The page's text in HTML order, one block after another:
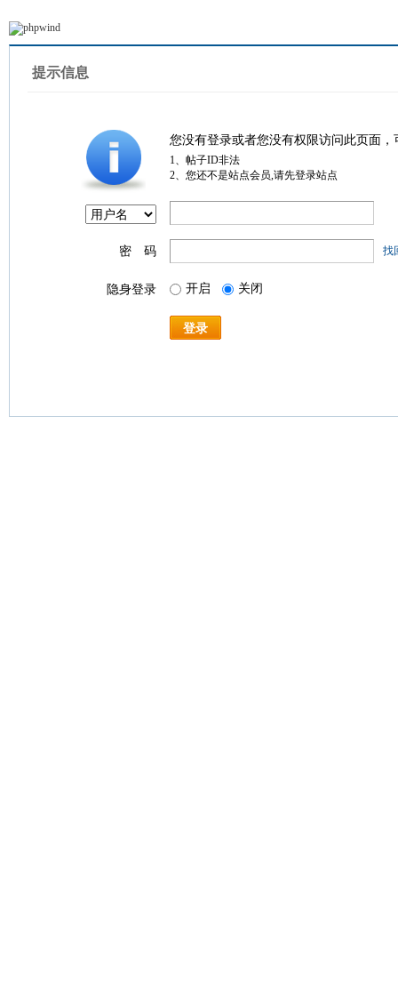
提示信息
您没有登录或者您没有权限访问此页面
1、帖子ID非法
2、您还不是站点会员,请先登录站点
密 码 找
隐身登录 开启 关闭
登录